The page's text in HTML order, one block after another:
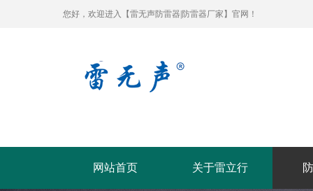
您好，欢迎进入【雷无声防雷器|防雷器厂家】官网！
网站首页 关于雷立行